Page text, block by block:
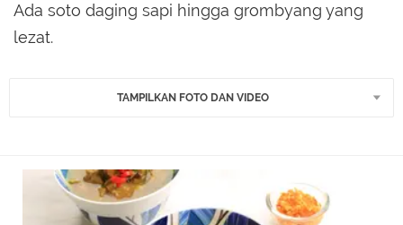
Ada soto daging sapi hingga grombyang yang
lezat.
TAMPILKAN FOTO DAN VIDEO